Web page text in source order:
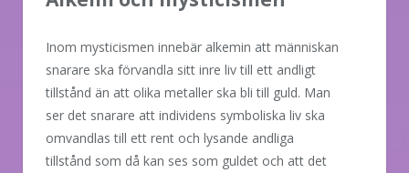
Inom mysticismen innebär alkemin att människan
snarare ska förvandla sitt inre liv till ett andligt
tillstånd än att olika metaller ska bli till guld. Man
ser det snarare att individens symboliska liv ska
omvandlas till ett rent och lysande andliga
tillstånd som då kan ses som guldet och att det